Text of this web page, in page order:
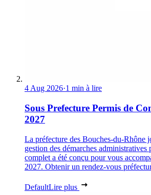
4 Aug 2026·1 min à lire
Sous Prefecture Permis de
2027
La préfecture des Bouches-du-Rhône
gestion des démarches
complet a été conçu pour vous
2027. Obtenir un rendez-vous
DefaultLire plus